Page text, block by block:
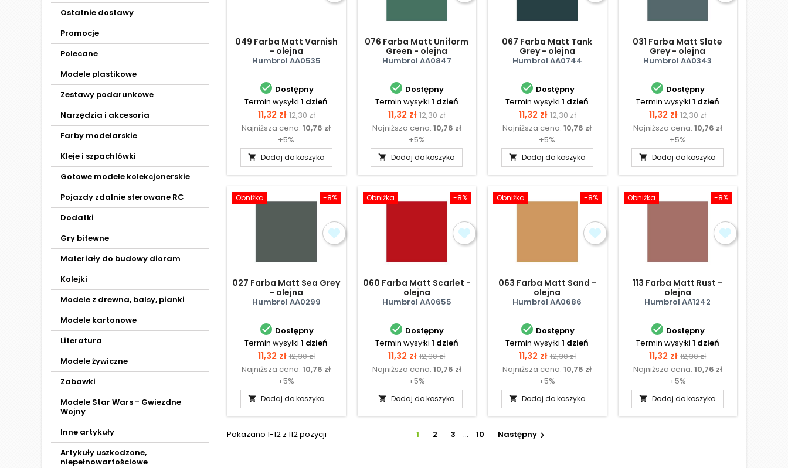
Ostatnie dostawy
Promocje
Polecane
Modele plastikowe
Zestawy podarunkowe
Narzędzia i akcesoria
Farby modelarskie
Kleje i szpachlówki
Gotowe modele kolekcjonerskie
Pojazdy zdalnie sterowane RC
Dodatki
Gry bitewne
Materiały do budowy dioram
Kolejki
Modele z drewna, balsy, pianki
Modele kartonowe
Literatura
Modele żywiczne
Zabawki
Modele Star Wars - Gwiezdne
Wojny
Inne artykuły
Artykuły uszkodzone,
niepełnowartościowe
049 Farba Matt Varnish
- olejna
Humbrol AA0535
 Dostępny
Termin wysyłki 1 dzień
Cena
11,32 zł Cena
podstawowa
12,30 zł
Najniższa cena:10,76 zł
+5%
 Dodaj do koszyka
076 Farba Matt Uniform
Green - olejna
Humbrol AA0847
 Dostępny
Termin wysyłki 1 dzień
Cena
11,32 zł Cena
podstawowa
12,30 zł
Najniższa cena: 10,76 zł
+5%
 Dodaj do koszyka
067 Farba Matt Tank
Grey - olejna
Humbrol AA0744
 Dostępny
Termin wysyłki 1 dzień
Cena
11,32 zł Cena
podstawowa
12,30 zł
Najniższa cena:10,76 zł
+5%
 Dodaj do koszyka
031 Farba Matt Slate
Grey - olejna
Humbrol AA0343
 Dostępny
Termin wysyłki 1 dzień
Cena
11,32 zł Cena
podstawowa
12,30 zł
Najniższa cena: 10,76 zł
+5%
 Dodaj do koszyka
-8%
Obniżka
027 Farba Matt Sea Grey
- olejna
Humbrol AA0299
 Dostępny
Termin wysyłki 1 dzień
Cena
11,32 zł Cena
podstawowa
12,30 zł
Najniższa cena:10,76 zł
+5%
 Dodaj do koszyka
-8%
Obniżka
060 Farba Matt Scarlet -
olejna
Humbrol AA0655
 Dostępny
Termin wysyłki 1 dzień
Cena
11,32 zł Cena
podstawowa
12,30 zł
Najniższa cena: 10,76 zł
+5%
 Dodaj do koszyka
-8%
Obniżka
063 Farba Matt Sand -
olejna
Humbrol AA0686
 Dostępny
Termin wysyłki 1 dzień
Cena
11,32 zł Cena
podstawowa
12,30 zł
Najniższa cena:10,76 zł
+5%
 Dodaj do koszyka
-8%
Obniżka
113 Farba Matt Rust -
olejna
Humbrol AA1242
 Dostępny
Termin wysyłki 1 dzień
Cena
11,32 zł Cena
podstawowa
12,30 zł
Najniższa cena: 10,76 zł
+5%
 Dodaj do koszyka
Pokazano 1-12 z 112 pozycji 1 2 3 … 10 Następny 